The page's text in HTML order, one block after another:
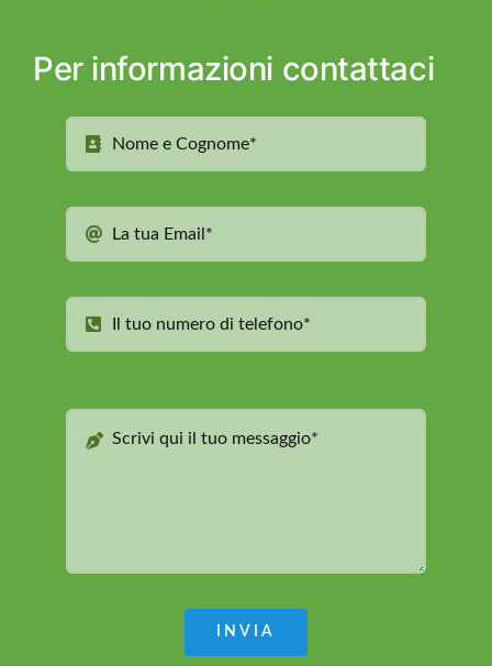
Per informazioni contattaci
INVIA